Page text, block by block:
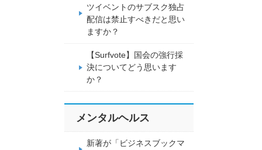
ツイベントのサブスク独占
配信は禁止すべきだと思い
ますか？
【Surfvote】国会の強行採
決についてどう思います
か？
メンタルヘルス
新著が「ビジネスブックマ